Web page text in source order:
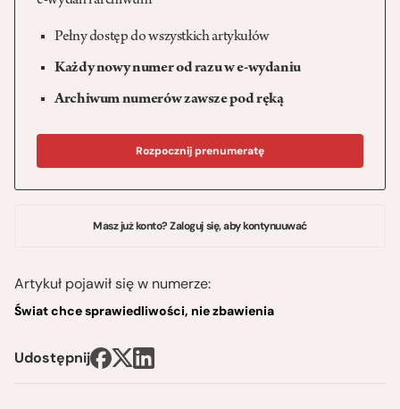
Pełny dostęp do wszystkich artykułów
Każdy nowy numer od razu w e-wydaniu
Archiwum numerów zawsze pod ręką
Rozpocznij prenumeratę
Masz już konto? Zaloguj się, aby kontynuuwać
Artykuł pojawił się w numerze:
Świat chce sprawiedliwości, nie zbawienia
Udostępnij